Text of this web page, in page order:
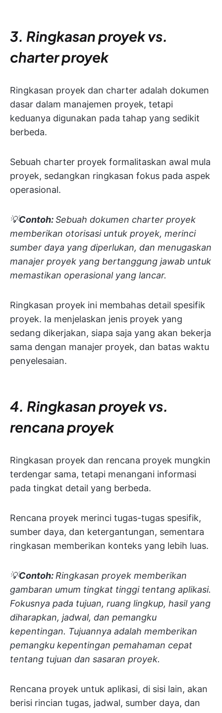
3. Ringkasan proyek vs.
charter proyek
Ringkasan proyek dan charter adalah dokumen
dasar dalam manajemen proyek, tetapi
keduanya digunakan pada tahap yang sedikit
berbeda.
Sebuah charter proyek formalitaskan awal mula
proyek, sedangkan ringkasan fokus pada aspek
operasional.
💡Contoh:Sebuah dokumen charter proyek
memberikan otorisasi untuk proyek, merinci
sumber daya yang diperlukan, dan menugaskan
manajer proyek yang bertanggung jawab untuk
memastikan operasional yang lancar.
Ringkasan proyek ini membahas detail spesifik
proyek. Ia menjelaskan jenis proyek yang
sedang dikerjakan, siapa saja yang akan bekerja
sama dengan manajer proyek, dan batas waktu
penyelesaian.
4. Ringkasan proyek vs.
rencana proyek
Ringkasan proyek dan rencana proyek mungkin
terdengar sama, tetapi menangani informasi
pada tingkat detail yang berbeda.
Rencana proyek merinci tugas-tugas spesifik,
sumber daya, dan ketergantungan, sementara
ringkasan memberikan konteks yang lebih luas.
💡Contoh: Ringkasan proyek memberikan
gambaran umum tingkat tinggi tentang aplikasi.
Fokusnya pada tujuan, ruang lingkup, hasil yang
diharapkan, jadwal, dan pemangku
kepentingan. Tujuannya adalah memberikan
pemangku kepentingan pemahaman cepat
tentang tujuan dan sasaran proyek.
Rencana proyek untuk aplikasi, di sisi lain, akan
berisi rincian tugas, jadwal, sumber daya, dan